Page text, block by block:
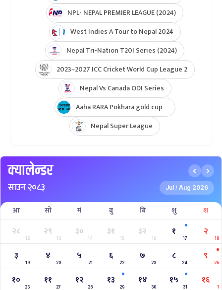
NPL- NEPAL PREMIER LEAGUE (2024)
West Indies A Tour to Nepal 2024
Nepal Tri-Nation T20I Series (2024)
2023–2027 ICC Cricket World Cup League 2
Nepal Vs Canada ODI Series
Aaha RARA Pokhara gold cup
Nepal Super League
क्यालेन्डर
साउन २०८३ Jul / Aug 2026
आ सो मं बु बि शु श
२८
12
२९
13
३०
14
३१
15
३२
16
१
17
२
18
३
19
४
20
५
21
६
22
७
23
८
24
९
25
१०
26
११
27
१२
28
१३
29
१४
30
१५
31
१६
1